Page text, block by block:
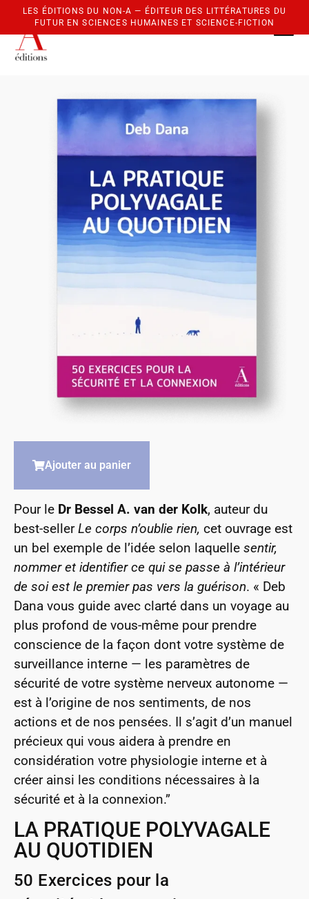
Aller au contenu principal
0
Ajouter au panier
Pour le Dr Bessel A. van der Kolk, auteur du
best-sellerLe corps n’oublie rien, cet ouvrage est
un bel exemple de l’idée selon laquelle sentir,
nommer et identifier ce qui se passe à l’intérieur
de soi est le premier pas vers la guérison. « Deb
Dana vous guide avec clarté dans un voyage au
plus profond de vous-même pour prendre
conscience de la façon dont votre système de
surveillance interne — les paramètres de
sécurité de votre système nerveux autonome —
est à l’origine de nos sentiments, de nos
actions et de nos pensées. Il s’agit d’un manuel
précieux qui vous aidera à prendre en
considération votre physiologie interne et à
créer ainsi les conditions nécessaires à la
sécurité et à la connexion.”
LA PRATIQUE POLYVAGALE
AU QUOTIDIEN
50 Exercices pour la